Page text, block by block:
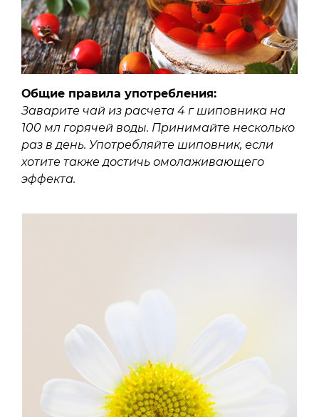
Общие правила употребления:
Заварите чай из расчета 4 г шиповника на
100 мл горячей воды. Принимайте несколько
раз в день. Употребляйте шиповник, если
хотите также достичь омолаживающего
эффекта.